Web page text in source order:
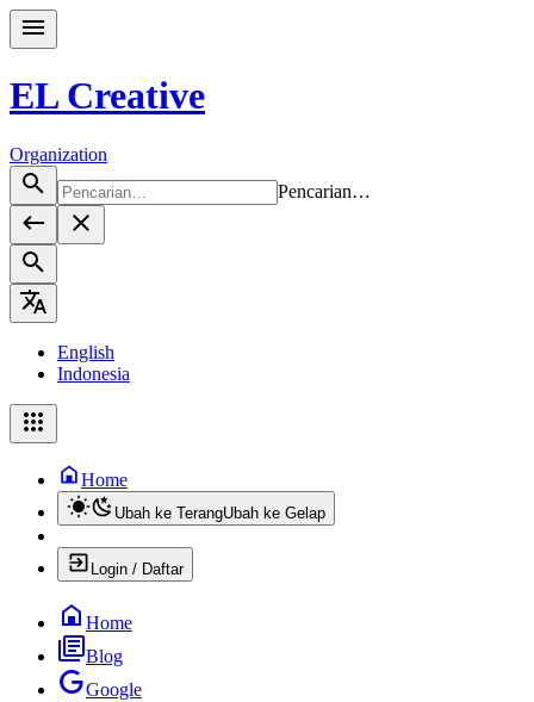
EL Creative
Organization
Pencarian…
English
Indonesia
Home
Ubah ke TerangUbah ke Gelap
Login / Daftar
Home
Blog
Google